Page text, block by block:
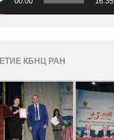
КБНЦ РАН